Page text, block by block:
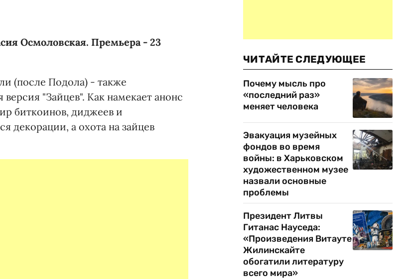
Осмоловская. Премьера - 23
(после Подола) - также
"Зайцев". Как намекает анонс
биткоинов, диджеев и
декорации, а охота на зайцев
ЧИТАЙТЕ СЛЕДУЮЩЕЕ
Почему мысль про
«последний раз»
меняет человека
Эвакуация музейных
фондов во время
войны: в Харьковском
художественном музее
назвали основные
проблемы
Президент Литвы
Гитанас Науседа:
«Произведения Витауте
Жилинскайте
обогатили литературу
всего мира»